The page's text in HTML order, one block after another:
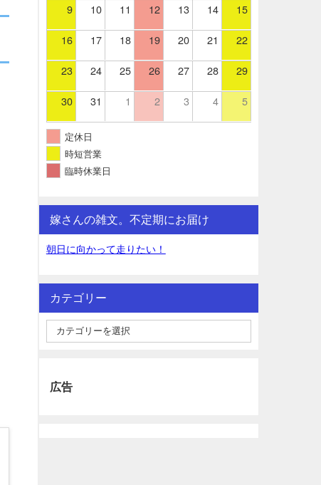
9 10 11 12 13 14 15
16 17 18 19 20 21 22
23 24 25 26 27 28 29
30 31 1 2 3 4 5
定休日
時短営業
臨時休業日
嫁さんの雑文。不定期にお届け
朝日に向かって走りたい！
カテゴリー
広告